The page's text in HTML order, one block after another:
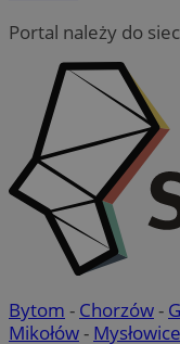
Portal należy do
Bytom - Chorzów-
Mikołów- Mysłowice